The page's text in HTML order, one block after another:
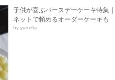
子供が喜ぶバースデーケーキ特集｜
ネットで頼めるオーダーケーキも
by yumeka